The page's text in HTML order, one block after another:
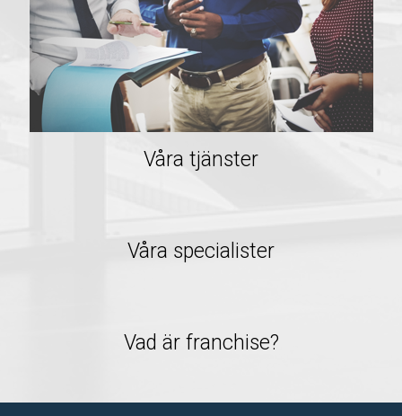
Våra tjänster
Våra specialister
Vad är franchise?